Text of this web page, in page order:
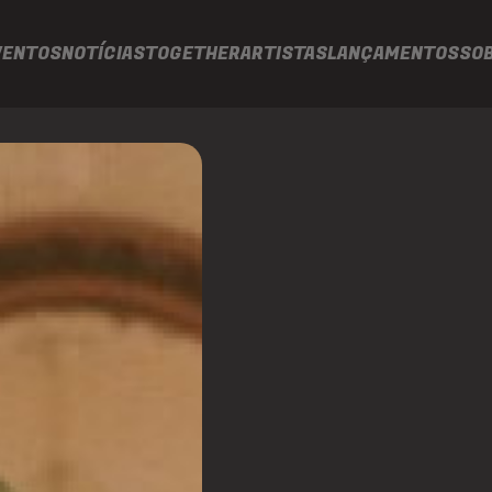
NOTÍCIASTOGETHERARTISTASLANÇAMENTOS